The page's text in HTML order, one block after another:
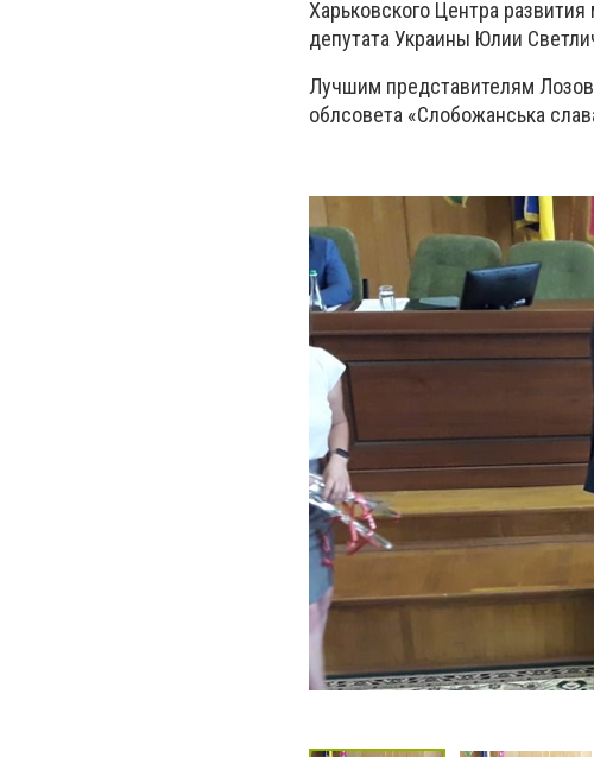
Харьковского Центра
депутата Украины Юлии
Лучшим представителям
облсовета «Слобожанська